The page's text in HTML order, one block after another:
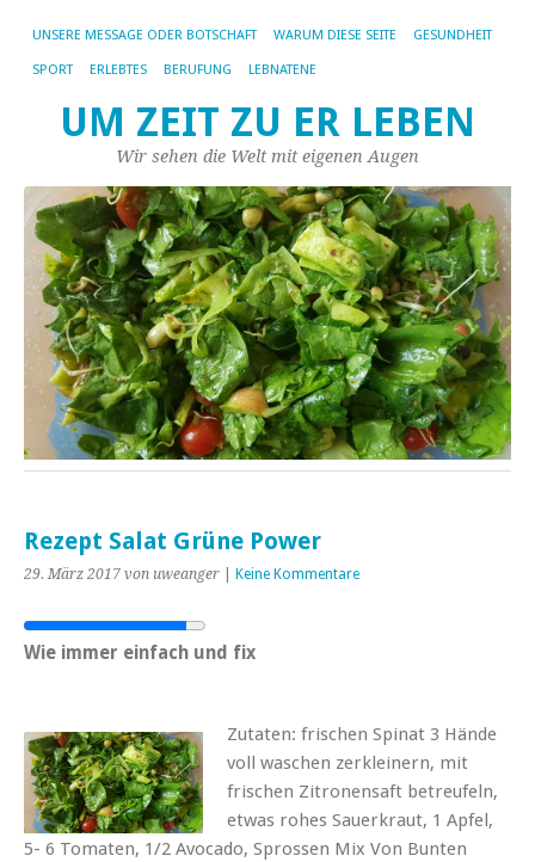
UNSERE MESSAGE ODER BOTSCHAFT WARUM DIESE SEITE GESUNDHEIT
SPORT ERLEBTES BERUFUNG LEBNATENE
UM ZEIT ZU ER LEBEN
Wir sehen die Welt mit eigenen Augen
Rezept Salat Grüne Power
29. März 2017 von uweanger Keine Kommentare
Wie immer einfach und fix
Zutaten: frischen Spinat 3 Hände
voll waschen zerkleinern, mit
frischen Zitronensaft betreufeln,
etwas rohes Sauerkraut, 1 Apfel,
5- 6 Tomaten, 1/2 Avocado, Sprossen Mix Von Bunten